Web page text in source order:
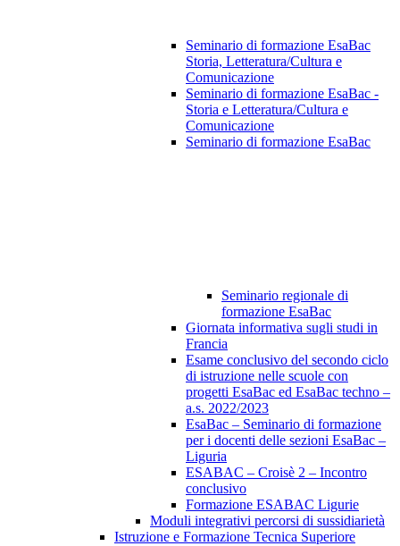
Seminario di formazione EsaBac
Storia, Letteratura/Cultura e
Comunicazione
Seminario di formazione EsaBac -
Storia e Letteratura/Cultura e
Comunicazione
Seminario di formazione EsaBac
Seminario regionale di
formazione EsaBac
Giornata informativa sugli studi in
Francia
Esame conclusivo del secondo ciclo
di istruzione nelle scuole con
progetti EsaBac ed EsaBac techno –
a.s. 2022/2023
EsaBac – Seminario di formazione
per i docenti delle sezioni EsaBac –
Liguria
ESABAC – Croisè 2 – Incontro
conclusivo
Formazione ESABAC Ligurie
Moduli integrativi percorsi di sussidiarietà
Istruzione e Formazione Tecnica Superiore